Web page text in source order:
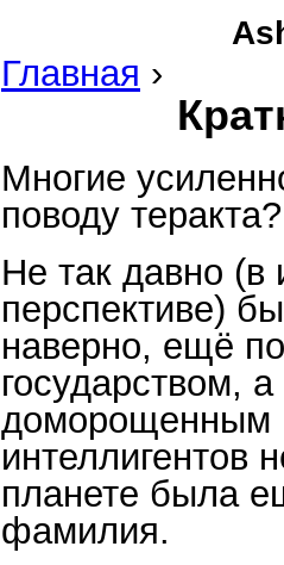
Главная ›
Многие
поводу
Не так давно (в
перспективе)
наверно, ещё
государством,
доморощенным
интеллигентов
планете была
фамилия.